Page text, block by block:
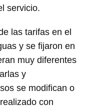
servicio.
las tarifas en el
y se fijaron en
muy diferentes
y
se modifican o
con